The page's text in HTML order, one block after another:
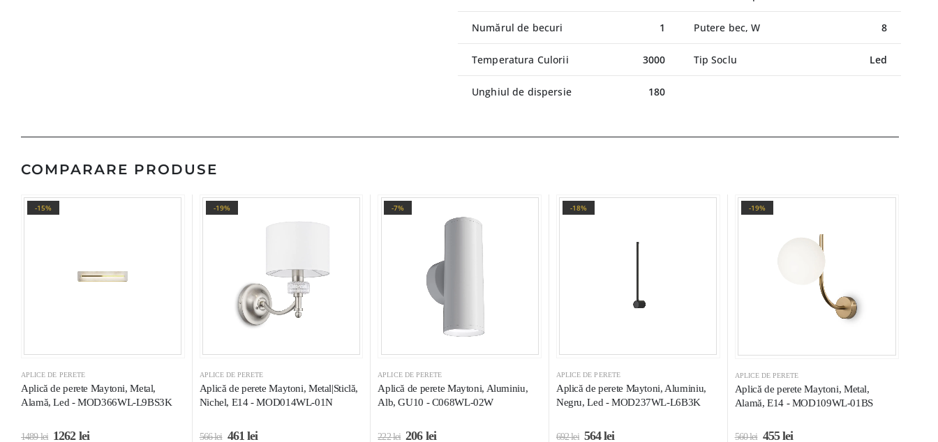
Numărul de becuri 1 Putere bec, W 8
Temperatura Culorii 3000 Tip Soclu Led
Unghiul de dispersie 180
COMPARARE PRODUSE
-15%
APLICE DE PERETE
Aplică de perete Maytoni, Metal,
Alamă, Led - MOD366WL-L9BS3K
1489lei 1262 lei
-19%
APLICE DE PERETE
Aplică de perete Maytoni, Metal|Sticlă,
Nichel, E14 - MOD014WL-01N
566lei 461 lei
-7%
APLICE DE PERETE
Aplică de perete Maytoni, Aluminiu,
Alb, GU10 - C068WL-02W
222lei 206 lei
-18%
APLICE DE PERETE
Aplică de perete Maytoni, Aluminiu,
Negru, Led - MOD237WL-L6B3K
692lei 564lei
-19%
APLICE DE PERETE
Aplică de perete Maytoni, Metal,
Alamă, E14 - MOD109WL-01BS
560lei 455lei